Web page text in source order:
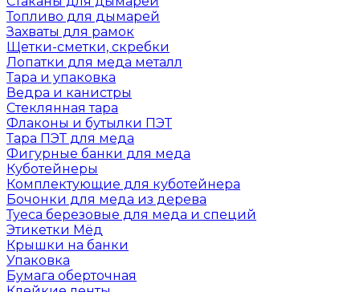
Топливо для дымарей
Захваты для рамок
Щетки-сметки, скребки
Лопатки для меда металл
Тара и упаковка
Ведра и канистры
Стеклянная тара
Флаконы и бутылки ПЭТ
Тара ПЭТ для меда
Фигурные банки для меда
Куботейнеры
Комплектующие для куботейнера
Бочонки для меда из дерева
Туеса березовые для меда и специй
Этикетки Мёд
Крышки на банки
Упаковка
Бумага оберточная